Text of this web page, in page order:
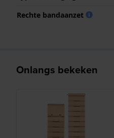
Rechte bandaanzet
Onlangs bekeken